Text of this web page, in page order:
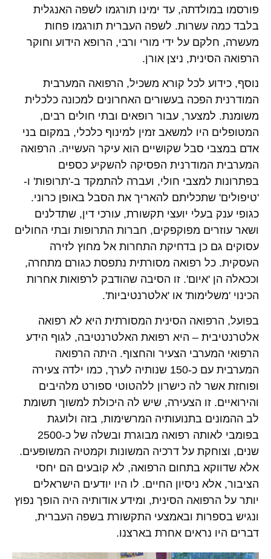
פורסמו במולדתה, עד ימינו תורגמו לשפה האנגלית
בלבד כמה עשרות. לשפה העברית תורגמו פחות
מעשרה, חלקם על ידי מורי ורבי, הרופא הידוע וחוקר
הרפואה הסינית, ניצן אורן.
נוסף, כידוע לכל קורא משכיל, הרפואה המערבית
המודרנית הפכה בעשורים האחרונים למכונה כלכלית
משומנת. למצער, עבור רופאים ובתי חולים רבים,
המטופלים היו למשאב זמין למינוף כלכלי, במקום בני
אדם במצבי סבל שקושיים הוא עיקר העשייה. הרפואה
המערבית המודרנית הפסיקה להשקיע כספים
בפתרונות למצבי חולי, ועברה להתמקד ב-'תרופות' ו-
'טיפולים' שתכליתם להאריך את הסבל באופן כרוני.
כגופי ענק בעלי יועצי תקשורת, עורכי דין, שתדלנים
ושאר עוזרים מפוקפקים, חברות התרופות ובתי החולים
עסוקים גם כן בדחיקת התחרות אל מחוץ לזירה
העסקית. כל רפואה מסורתית נתפסת כגורם מתחרה,
וככאלה הן 'איום'. זו הסיבה שהודבק לרפואות אחרות
הכינוי 'משלימות' או 'אלטרנטיביות'.
בפועל, הרפואה הסינית המסורתית היא לא רפואה
אלטרנטיבית – היא רפואת האלטרנטיבה, לגוף הידע
הרפואי המערבי הצעיר והחצוף. היתה הרפואה
המערבית עם כ-150 שנותיה לערך, כמו ילדה צעירה
ופוחזת אשר לה כישרון ללהטוטי ספורט מלהיבים
והירואיים. זו הצעירה, שיש לה היכולת למשוך תשומת
לב ההמונים בתנועותיה המרשימות, בזה ולועגת
בפומבי לאותה רפואה מבוגרת ובשלה של כ-2500
שנים, וצוחקת על דרכיה המשונות וקמטיה המשופעים.
אלא שדווקא בתחום הרפואה, לא קובעים הם יחסי
הציבור, אלא ניסיון החיים. לו היו יודעים הישראלים
יותר על הרפואה הסינית, ומידע אודותיה היה הופך נפוץ
ונגיש בספרות ובאמצעי התקשורת בשפה העברית,
דברים היו נראים אחרת בארצנו.